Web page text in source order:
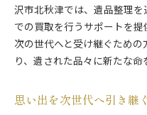
沢市北秋津では、遺品整理
での買取を行うサポートを
次の世代へと受け継ぐため
り、遺された品々に新たな命
思い出を次世代へ引き継